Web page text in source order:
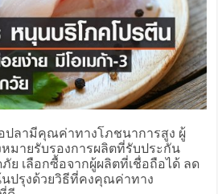
ปลามีคุณค่าทางโภชนาการสูง ผู้
หมายรับรองการผลิตที่รับประกัน
เลือกซื้อจากผู้ผลิตที่เชื่อถือได้ ลด
นปรุงด้วยวิธีที่คงคุณค่าทาง